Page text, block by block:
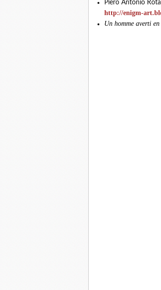
Piero Antonio
http://enigm-
Un homme averti